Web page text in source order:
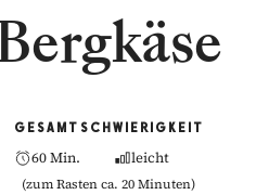
GESAMT
60 Min.
SCHWIERIGKEIT
leicht
(zum Rasten ca. 20 Minuten)